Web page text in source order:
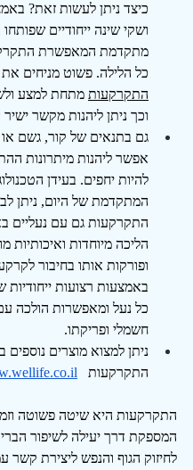
כיצד ניתן לעשות זאת?
ושקי שינה ייחודיים שפותחו
מתקדמת המאפשרת
כל הלילה. פשוט מניחים את
התקרקעות מתחת למצע
וכך ניתן ליהנות מקשר
גם בתנאים של קור, גשם או
אפשר ליהנות מיתרונות
להיות יחפים. בעידן
המתקדמת של היום, ניתן
התקרקעות גם עם נעליים
הליכה מיוחדות ואיכותיות
ופורקות אותו בחיבור
באמצעות רצועות ייחודיות
כל נעל ומאפשרות הולכה
חשמלי ופריקתו.
ניתן למצוא מוצרים נוספים
התקרקעות
התקרקעות היא שיטה פשוטה
המספקת דרך יעילה לשיפור
לחיזוק הגוף והנפש ליצירת קשר